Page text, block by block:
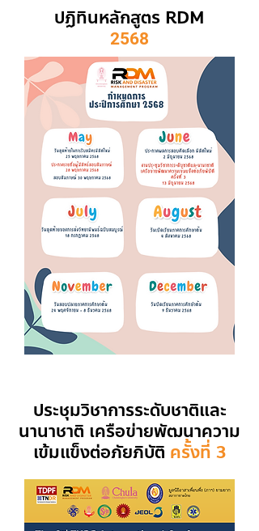
ปฏิทินหลักสูตร RDM
2568
ประชุมวิชาการระดับชาติและ
นานาชาติ เครือข่ายพัฒนาความ
เข้มแข็งต่อภัยภิบัติ ครั้งที่ 3